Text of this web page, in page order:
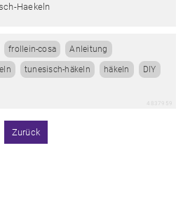
Haekeln
frollein-cosa Anleitung
tunesisch-häkeln häkeln DIY
Zurück